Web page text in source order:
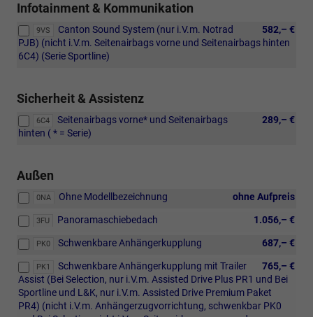
Infotainment & Kommunikation
9VS 582,– €
Canton Sound System (nur i.V.m. Notrad
PJB) (nicht i.V.m. Seitenairbags vorne und Seitenairbags hinten
6C4) (Serie Sportline)
Sicherheit & Assistenz
6C4 289,– €
Seitenairbags vorne* und Seitenairbags
hinten ( * = Serie)
Außen
0NA ohne Aufpreis
Ohne Modellbezeichnung
3FU 1.056,– €
Panoramaschiebedach
PK0 687,– €
Schwenkbare Anhängerkupplung
PK1 765,– €
Schwenkbare Anhängerkupplung mit Trailer
Assist (Bei Selection, nur i.V.m. Assisted Drive Plus PR1 und Bei
Sportline und L&K, nur i.V.m. Assisted Drive Premium Paket
PR4) (nicht i.V.m. Anhängerzugvorrichtung, schwenkbar PK0